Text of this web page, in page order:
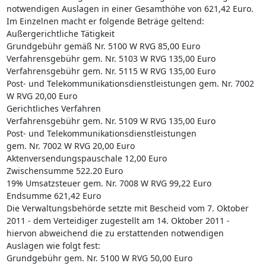
notwendigen Auslagen in einer Gesamthöhe von 621,42 Euro.
Im Einzelnen macht er folgende Beträge geltend:
Außergerichtliche Tätigkeit
Grundgebühr gemäß Nr. 5100 W RVG 85,00 Euro
Verfahrensgebühr gem. Nr. 5103 W RVG 135,00 Euro
Verfahrensgebühr gem. Nr. 5115 W RVG 135,00 Euro
Post- und Telekommunikationsdienstleistungen gem. Nr. 7002
W RVG 20,00 Euro
Gerichtliches Verfahren
Verfahrensgebühr gem. Nr. 5109 W RVG 135,00 Euro
Post- und Telekommunikationsdienstleistungen
gem. Nr. 7002 W RVG 20,00 Euro
Aktenversendungspauschale 12,00 Euro
Zwischensumme 522.20 Euro
19% Umsatzsteuer gem. Nr. 7008 W RVG 99,22 Euro
Endsumme 621,42 Euro
Die Verwaltungsbehörde setzte mit Bescheid vom 7. Oktober
2011 - dem Verteidiger zugestellt am 14. Oktober 2011 -
hiervon abweichend die zu erstattenden notwendigen
Auslagen wie folgt fest:
Grundgebühr gem. Nr. 5100 W RVG 50,00 Euro